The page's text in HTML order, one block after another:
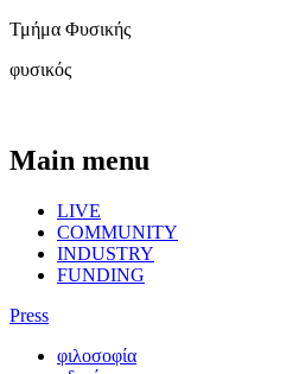
Τμήμα Φυσικής
φυσικός
Main menu
LIVE
COMMUNITY
INDUSTRY
FUNDING
Press
φιλοσοφία